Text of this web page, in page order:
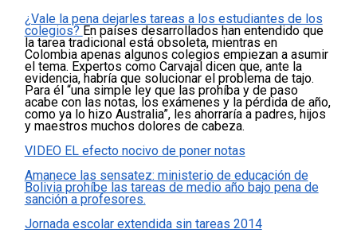
¿Vale la pena dejarles tareas a los estudiantes de los
colegios? En países desarrollados han entendido que
la tarea tradicional está obsoleta, mientras en
Colombia apenas algunos colegios empiezan a asumir
el tema. Expertos como Carvajal dicen que, ante la
evidencia, habría que solucionar el problema de tajo.
Para él “una simple ley que las prohíba y de paso
acabe con las notas, los exámenes y la pérdida de año,
como ya lo hizo Australia”, les ahorraría a padres, hijos
y maestros muchos dolores de cabeza.
VIDEO EL efecto nocivo de poner notas
Amanece las sensatez: ministerio de educación de
Bolivia prohíbe las tareas de medio año bajo pena de
sanción a profesores.
Jornada escolar extendida sin tareas 2014